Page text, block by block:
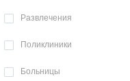
Развлечения
Поликлиники
Больницы